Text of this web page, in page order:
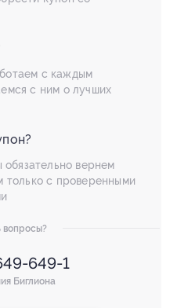
с каждым
с ним о лучших
обязательно вернем
только с проверенными
вопросы?
649-1
Биглиона